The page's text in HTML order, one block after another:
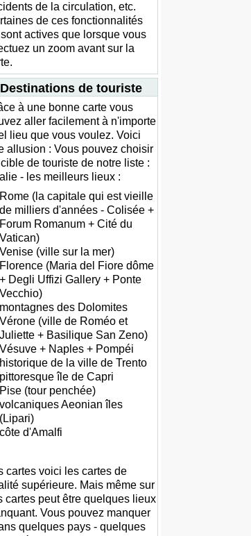
de la circulation, etc.
de ces fonctionnalités
actives que lorsque vous
un zoom avant sur la
Destinations de touriste
à une bonne carte vous
aller facilement à n'importe
lieu que vous voulez. Voici
allusion : Vous pouvez choisir
de touriste de notre liste :
- les meilleurs lieux :
Rome (la capitale qui est vieille
de milliers d'années - Colisée +
Forum Romanum + Cité du
Vatican)
Venise (ville sur la mer)
Florence (Maria del Fiore dôme
+ Degli Uffizi Gallery + Ponte
Vecchio)
montagnes des Dolomites
Vérone (ville de Roméo et
Juliette + Basilique San Zeno)
Vésuve + Naples + Pompéi
historique de la ville de Trento
pittoresque île de Capri
Pise (tour penchée)
volcaniques Aeonian îles
(Lipari)
côte d'Amalfi
cartes voici les cartes de
supérieure. Mais même sur
cartes peut être quelques lieux
Vous pouvez manquer
quelques pays - quelques